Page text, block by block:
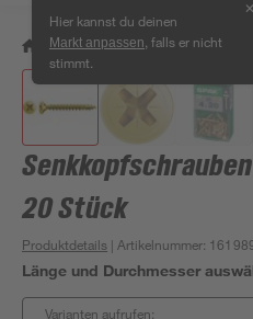
Hier kannst du deinen
Markt anpassen , falls er nicht
stimmt.
✕
/ Werkstatt & Maschinen /
20 Stück
Produktdetails | Artikelnummer:
Länge und Durchmesser
Varianten aufrufen: